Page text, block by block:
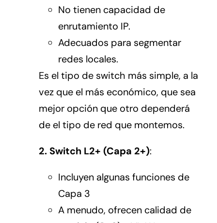
No tienen capacidad de
enrutamiento IP.
Adecuados para segmentar
redes locales.
Es el tipo de switch más simple, a la
vez que el más económico, que sea
mejor opción que otro dependerá
de el tipo de red que montemos.
2. Switch L2+ (Capa 2+):
Incluyen algunas funciones de
Capa 3
A menudo, ofrecen calidad de